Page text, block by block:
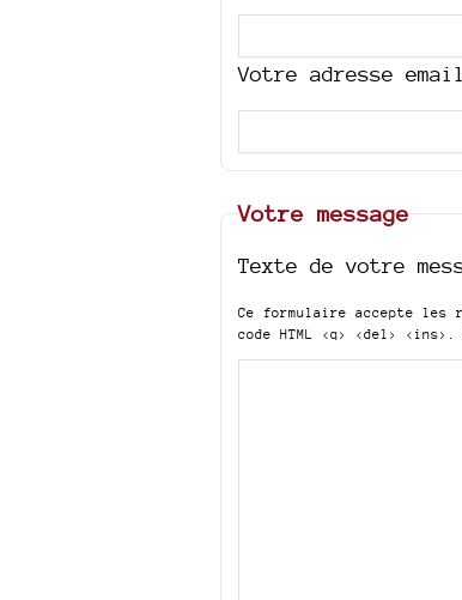
Votre adresse email
Votre message
Texte de votre
Ce formulaire accepte les
code HTML <q> <del> <ins>